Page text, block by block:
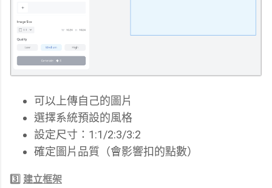
可以上傳自己的圖片
選擇系統預設的風格
設定尺寸：1:1/2:3/3:2
確定圖片品質（會影響扣的點數）
3️⃣ 建立框架